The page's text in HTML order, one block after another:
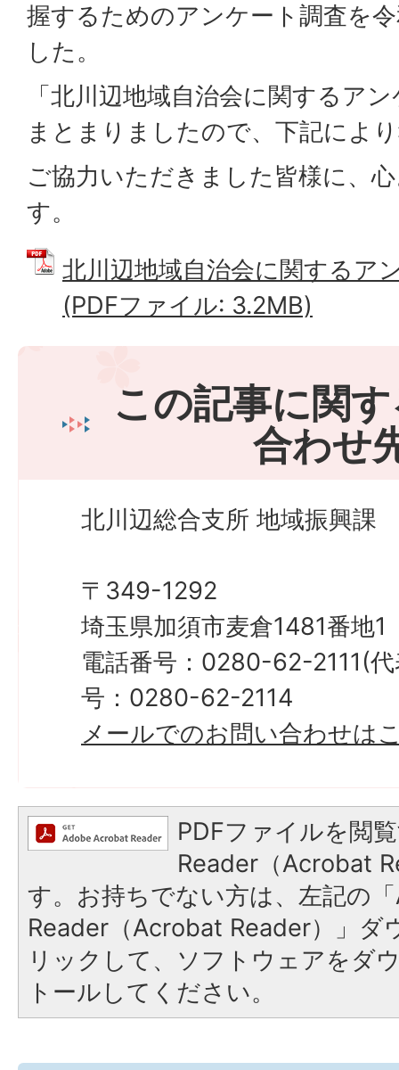
握するためのアンケート調査を
した。
「北川辺地域自治会に関するア
まとまりましたので、下記によ
ご協力いただきました皆様に、
す。
北川辺地域自治会に関するア
(PDFファイル: 3.2MB)
この記事に関
合わせ
北川辺総合支所 地域振興課
〒349-1292
埼玉県加須市麦倉1481番地1
電話番号：0280-62-2111(
号：0280-62-2114
メールでのお問い合わせは
PDFファイルを閲
Reader（Acrobat
す。お持ちでない方は、左記の
Reader（Acrobat Reader）」ダ
リックして、ソフトウェアをダ
トールしてください。